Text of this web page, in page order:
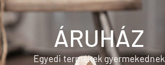
ÁRUHÁZ
Egyedi termékek gyermekednek